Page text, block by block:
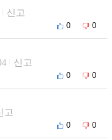
신고
0 0
신고
0 0
고
0 0